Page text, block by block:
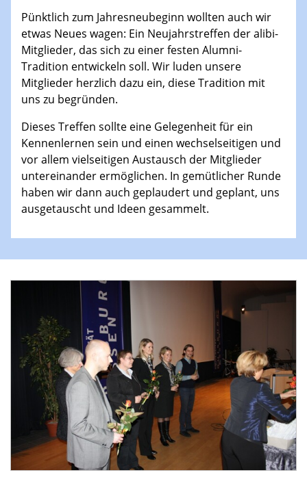
Pünktlich zum Jahresneubeginn wollten auch wir
etwas Neues wagen: Ein Neujahrstreffen der alibi-
Mitglieder, das sich zu einer festen Alumni-
Tradition entwickeln soll. Wir luden unsere
Mitglieder herzlich dazu ein, diese Tradition mit
uns zu begründen.
Dieses Treffen sollte eine Gelegenheit für ein
Kennenlernen sein und einen wechselseitigen und
vor allem vielseitigen Austausch der Mitglieder
untereinander ermöglichen. In gemütlicher Runde
haben wir dann auch geplaudert und geplant, uns
ausgetauscht und Ideen gesammelt.